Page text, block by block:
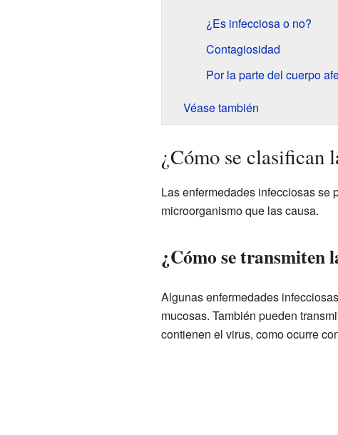
¿Es infecciosa o no?
Contagiosidad
Por la parte del cuerpo
Véase también
¿Cómo se clasifican
Las enfermedades infecciosas se
microorganismo que las causa.
¿Cómo se transmiten
Algunas enfermedades
mucosas. También pueden
contienen el virus, como ocurre